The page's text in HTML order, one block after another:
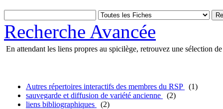
Recherche Avancée
En attendant les liens propres au spicilège, retrouvez une sélection
Autres répertoires interactifs des membres du RSP
(1)
sauvegarde et diffusion de variété ancienne
(2)
liens bibliographiques
(2)